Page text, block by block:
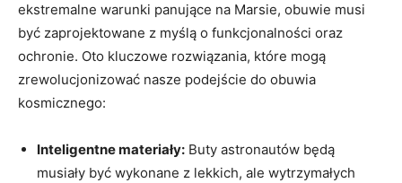
ekstremalne warunki panujące na Marsie, obuwie musi
być zaprojektowane z myślą o funkcjonalności oraz
ochronie. Oto kluczowe rozwiązania, które mogą
zrewolucjonizować nasze podejście do obuwia
kosmicznego:
Inteligentne materiały: Buty astronautów będą
musiały być wykonane z lekkich, ale wytrzymałych